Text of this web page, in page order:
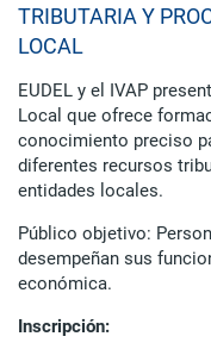
TRIBUTARIA Y
LOCAL
EUDEL y el IVAP
Local que ofrece
conocimiento preciso
diferentes recursos
entidades locales.
Público objetivo:
desempeñan sus
económica.
Inscripción: